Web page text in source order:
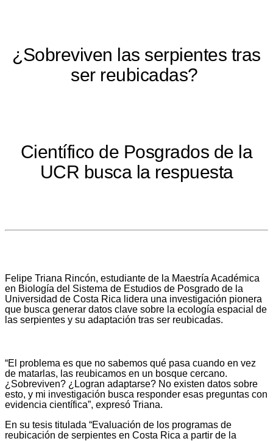
¿Sobreviven las serpientes tras
ser reubicadas?
Científico de Posgrados de la
UCR busca la respuesta
Felipe Triana Rincón, estudiante de la Maestría Académica
en Biología del Sistema de Estudios de Posgrado de la
Universidad de Costa Rica lidera una investigación pionera
que busca generar datos clave sobre la ecología espacial de
las serpientes y su adaptación tras ser reubicadas.
“El problema es que no sabemos qué pasa cuando en vez
de matarlas, las reubicamos en un bosque cercano.
¿Sobreviven? ¿Logran adaptarse? No existen datos sobre
esto, y mi investigación busca responder esas preguntas con
evidencia científica”, expresó Triana.
En su tesis titulada “Evaluación de los programas de
reubicación de serpientes en Costa Rica a partir de la